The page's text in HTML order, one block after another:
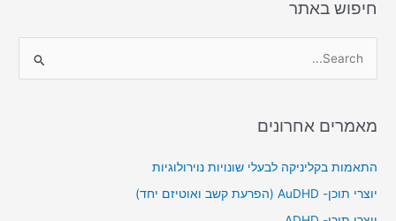
חיפוש באתר
rמאמרים אחרונים
התאמות בקליניקה לבעלי שונויות נוירולוגיות
יוצרי תוכן- AuDHD (הפרעת קשב ואוטיזם יחד)